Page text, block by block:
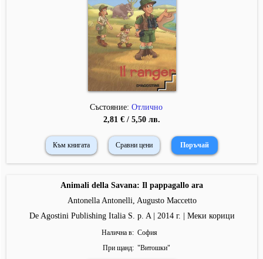
Състояние: Отлично
2,81 € / 5,50 лв.
Към книгата Сравни цени
Animali della Savana: Il pappagallo ara
Antonella Antonelli, Augusto Maccetto
De Agostini Publishing Italia S. p. A | 2014 г. | Меки корици
Налична в
София
При щанд
"Витошки"